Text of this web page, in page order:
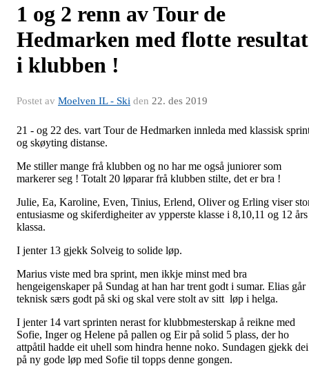
1 og 2 renn av Tour de
Hedmarken med flotte resultat
i klubben !
Postet av Moelven IL - Ski den 22. des 2019
21 - og 22 des. vart Tour de Hedmarken innleda med klassisk
og skøyting distanse.
Me stiller mange frå klubben og no har me også juniorer som
markerer seg ! Totalt 20 løparar frå klubben stilte, det er bra !
Julie, Ea, Karoline, Even, Tinius, Erlend, Oliver og Erling viser
entusiasme og skiferdigheiter av ypperste klasse i 8,10,11 og 12 års
klassa.
I jenter 13 gjekk Solveig to solide løp.
Marius viste med bra sprint, men ikkje minst med bra
hengeigenskaper på Sundag at han har trent godt i sumar. Elias går
teknisk særs godt på ski og skal vere stolt av sitt løp i helga.
I jenter 14 vart sprinten nerast for klubbmesterskap å reikne med
Sofie, Inger og Helene på pallen og Eir på solid 5 plass, der ho
attpåtil hadde eit uhell som hindra henne noko. Sundagen gjekk dei
på ny gode løp med Sofie til topps denne gongen.